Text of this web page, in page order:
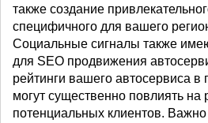
также создание
специфичного для вашего
Социальные сигналы также
для SEO продвижения
рейтинги вашего автосервиса в
могут существенно повлиять
потенциальных клиентов.